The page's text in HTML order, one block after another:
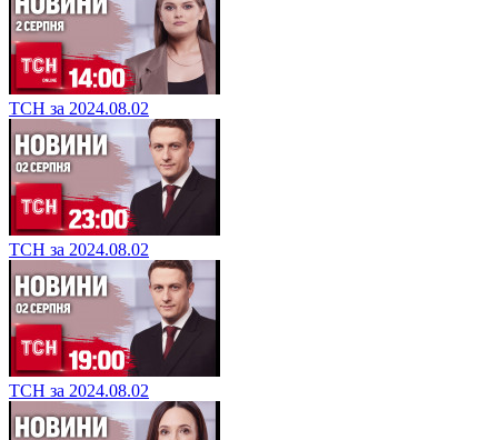
ТСН за 2024.08.02
ТСН за 2024.08.02
ТСН за 2024.08.02